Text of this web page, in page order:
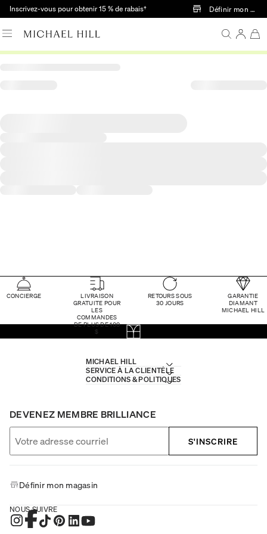
Passer au contenu principal
Inscrivez-vous pour obtenir 15 % de rabais† Définir mon
CONCIERGE
LIVRAISON
GRATUITE POUR
LES
COMMANDES
DE PLUS DE 100
$
RETOURS SOUS
30 JOURS
GARANTIE
DIAMANT
MICHAEL HILL
MICHAEL HILL
SERVICE À LA CLIENTÈLE
CONDITIONS & POLITIQUES
DEVENEZ MEMBRE BRILLIANCE
S'INSCRIRE
Définir mon magasin
NOUS SUIVRE